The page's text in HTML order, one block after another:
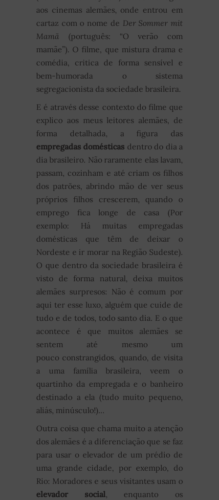
aos cinemas alemães, onde entrou em
cartaz com o nome de Der Sommer mit
Mamã (português: “O verão com
mamãe”). O filme, que mistura drama e
comédia, critica de forma sensível e
bem-humorada o sistema
segregacionista da sociedade brasileira.
E é através desse contexto do filme que
explico aos meus leitores alemães, de
forma detalhada, a figura das
empregadas domésticas dentro do dia a
dia brasileiro. Não raramente elas lavam,
passam, cozinham e até criam os filhos
dos patrões, abrindo mão de ver seus
próprios filhos crescerem, quando o
emprego fica longe de casa (Por
exemplo: Há muitas empregadas
domésticas que têm de deixar o
Nordeste e ir morar na Região Sudeste).
O que dentro da sociedade brasileira é
visto de forma natural, deixa muitos
alemães surpresos: Não é comum por
aqui ter esse luxo, alguém que cuide de
tudo e de todos, todo santo dia. E o que
acontece é que muitos alemães se
sentem até mesmo um
pouco constrangidos, quando, de visita
a uma família brasileira, veem o
quartinho da empregada e o banheiro
destinado a ela (tudo muito pequeno,
aliás, minúsculo!)…
Outra coisa que chama muito a atenção
dos alemães é a diferenciação que se faz
para usar o elevador de um prédio de
uma grande cidade, por exemplo, do
Rio: Moradores e seus visitantes usam o
elevador social, enquanto os